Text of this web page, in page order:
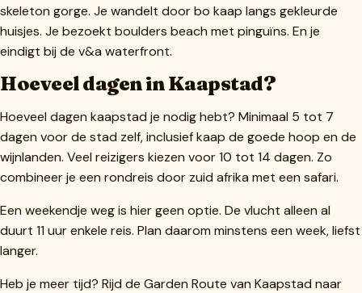
skeleton gorge. Je wandelt door bo kaap langs gekleurde
huisjes. Je bezoekt boulders beach met pinguïns. En je
eindigt bij de v&a waterfront.
Hoeveel dagen in Kaapstad?
Hoeveel dagen kaapstad je nodig hebt? Minimaal 5 tot 7
dagen voor de stad zelf, inclusief kaap de goede hoop en de
wijnlanden. Veel reizigers kiezen voor 10 tot 14 dagen. Zo
combineer je een rondreis door zuid afrika met een safari.
Een weekendje weg is hier geen optie. De vlucht alleen al
duurt 11 uur enkele reis. Plan daarom minstens een week, liefst
langer.
Heb je meer tijd? Rijd de Garden Route van Kaapstad naar